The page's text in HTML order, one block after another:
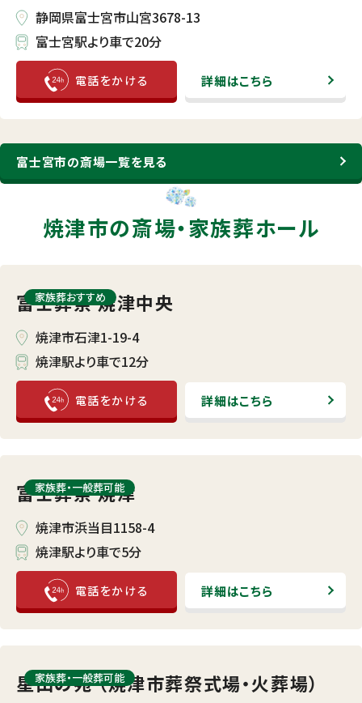
静岡県富士宮市山宮3678-13
富士宮駅より車で20分
詳細はこちら
富士宮市の斎場一覧を見る
焼津市の斎場・家族葬ホール
富士葬祭 焼津中央
家族葬おすすめ
焼津市石津1-19-4
焼津駅より車で12分
詳細はこちら
富士葬祭 焼津
家族葬・⼀般葬可能
焼津市浜当目1158-4
焼津駅より車で5分
詳細はこちら
星山の苑 （焼津市葬祭式場・火葬場）
家族葬・⼀般葬可能